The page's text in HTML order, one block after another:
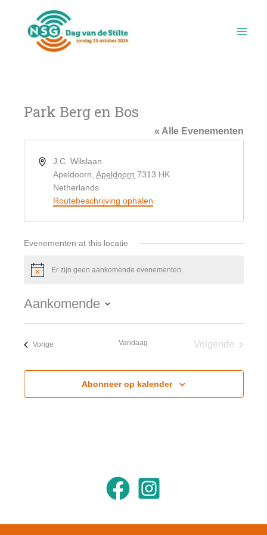
Park Berg en Bos
« Alle Evenementen
AdresJ.C. Wilslaan
Apeldoorn Apeldoorn 7313 HK
Netherlands
Routebeschrijving ophalen
Evenementen at this locatie
BerichtEr zijn geen aankomende evenementen.
Aankomende
Selecteer
eenVorigeEvenementen Vandaag
Volgende
Abonneer op kalender